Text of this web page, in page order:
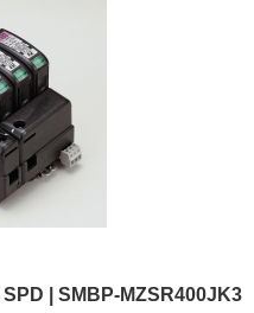
| SMBP-MZSR400JK3